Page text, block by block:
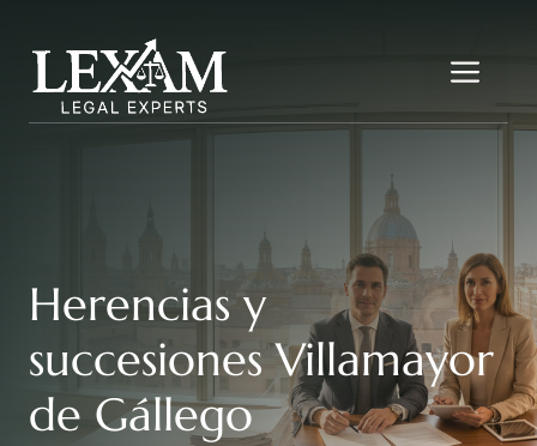
contenido
Herencias y
succesiones Villamayor
de Gállego